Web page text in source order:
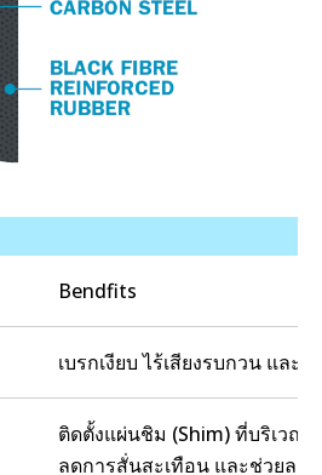
Bendfits
เบรกเงียบ ไร้เสียงรบกวน และ
ติดตั้งแผ่นชิม (Shim) ที่บริเวณ
ลดการสั่นสะเทือน และช่วยลดก